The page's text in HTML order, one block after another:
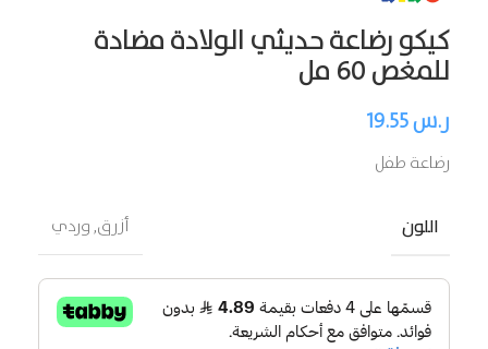
كيكو رضاعة حديثي الولادة مضادة
للمغص 60 مل
ر.س
رضاعة طفل
اللون أزرق, وردي